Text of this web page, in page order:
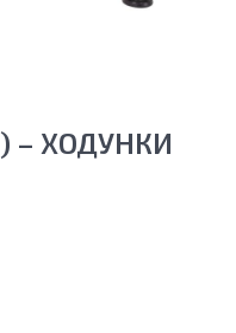
– ХОДУНКИ